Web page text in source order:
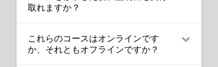
フォームでは、ディズニーやマーベル、DC、
ドリームワークス、ピクサーなどで働いてき
た業界の伝説たちによる何百ものビデオレッ
スンを誰でも視聴できます。メンバーシップ
に無制限でアクセス可能です。さらに、新し
いコースがリリースされるたびにアクセスで
きます。
各クラスには10〜20のビデオレッスンが含ま
取れますか？
はい！21 Drawのコースを修了すると、修了証
を受け取ることができ、ダウンロードして友
人や親戚、同僚、そして将来の雇用主と共有
できます！
これらのコースはオンラインです
か、それともオフラインですか？